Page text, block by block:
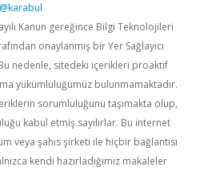
@karabul
Kanun gereğince Bilgi Teknolojileri
onaylanmış bir Yer Sağlayıcı
nedenle, sitedeki içerikleri proaktif
yükümlülüğümüz bulunmamaktadır.
sorumluluğunu taşımakta olup,
kabul etmiş sayılırlar. Bu internet
veya şahıs şirketi ile hiçbir bağlantısı
kendi hazırladığımız makaleler